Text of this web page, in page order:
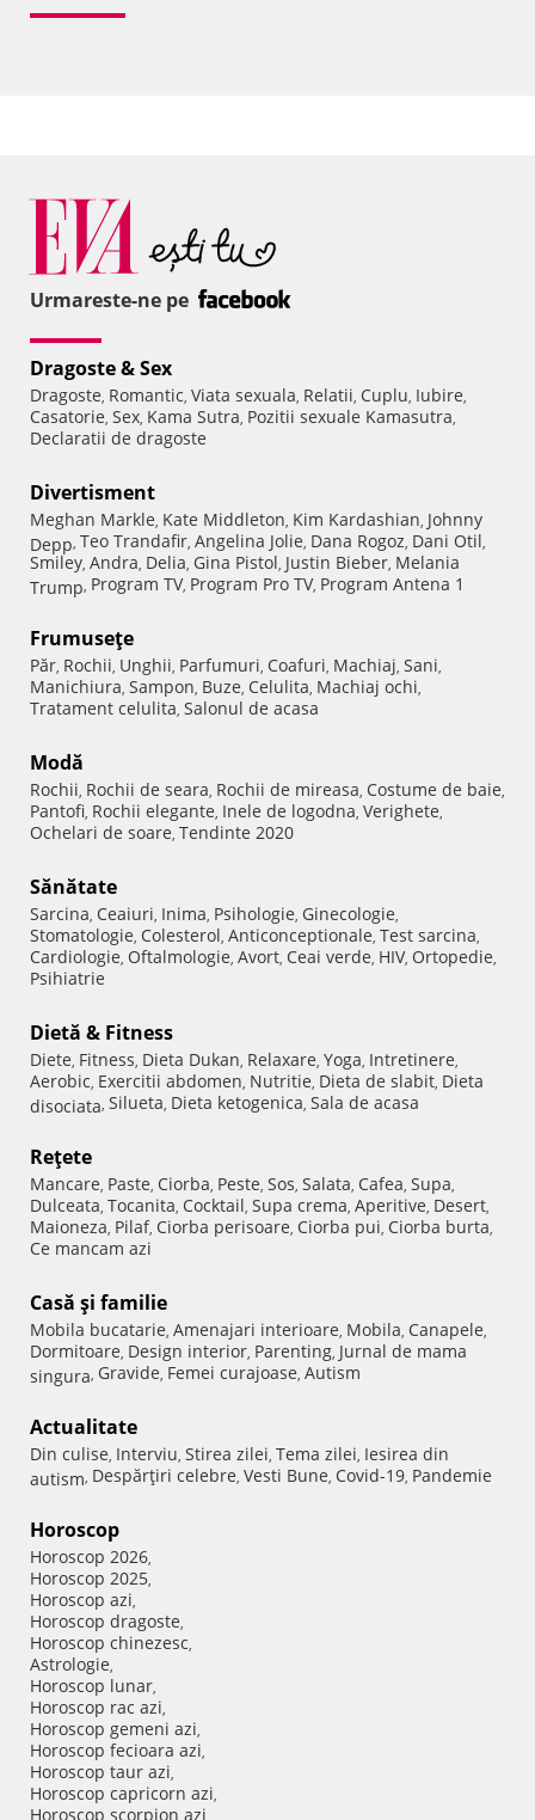
Urmareste-ne pe
Dragoste & Sex
Dragoste, Romantic, Viata sexuala, Relatii, Cuplu, Iubire,
Casatorie, Sex, Kama Sutra, Pozitii sexuale Kamasutra,
Declaratii de dragoste
Divertisment
Meghan Markle, Kate Middleton, Kim Kardashian, Johnny
Depp, Teo Trandafir, Angelina Jolie, Dana Rogoz, Dani Otil,
Smiley, Andra, Delia, Gina Pistol, Justin Bieber, Melania
Trump, Program TV, Program Pro TV, Program Antena 1
Frumuseţe
Păr, Rochii, Unghii, Parfumuri, Coafuri, Machiaj, Sani,
Manichiura, Sampon, Buze, Celulita, Machiaj ochi,
Tratament celulita, Salonul de acasa
Modă
Rochii, Rochii de seara, Rochii de mireasa, Costume de baie,
Pantofi, Rochii elegante, Inele de logodna, Verighete,
Ochelari de soare, Tendinte 2020
Sănătate
Sarcina, Ceaiuri, Inima, Psihologie, Ginecologie,
Stomatologie, Colesterol, Anticonceptionale, Test sarcina,
Cardiologie, Oftalmologie, Avort, Ceai verde, HIV, Ortopedie,
Psihiatrie
Dietă & Fitness
Diete, Fitness, Dieta Dukan, Relaxare, Yoga, Intretinere,
Aerobic, Exercitii abdomen, Nutritie, Dieta de slabit, Dieta
disociata, Silueta, Dieta ketogenica, Sala de acasa
Reţete
Mancare, Paste, Ciorba, Peste, Sos, Salata, Cafea, Supa,
Dulceata, Tocanita, Cocktail, Supa crema, Aperitive, Desert,
Maioneza, Pilaf, Ciorba perisoare, Ciorba pui, Ciorba burta,
Ce mancam azi
Casă şi familie
Mobila bucatarie, Amenajari interioare, Mobila, Canapele,
Dormitoare, Design interior, Parenting, Jurnal de mama
singura, Gravide, Femei curajoase, Autism
Actualitate
Din culise, Interviu, Stirea zilei, Tema zilei, Iesirea din
autism, Despărţiri celebre, Vesti Bune, Covid-19, Pandemie
Horoscop
Horoscop 2026,
Horoscop 2025,
Horoscop azi,
Horoscop dragoste,
Horoscop chinezesc,
Astrologie,
Horoscop lunar,
Horoscop rac azi,
Horoscop gemeni azi,
Horoscop fecioara azi,
Horoscop taur azi,
Horoscop capricorn azi,
Horoscop scorpion azi